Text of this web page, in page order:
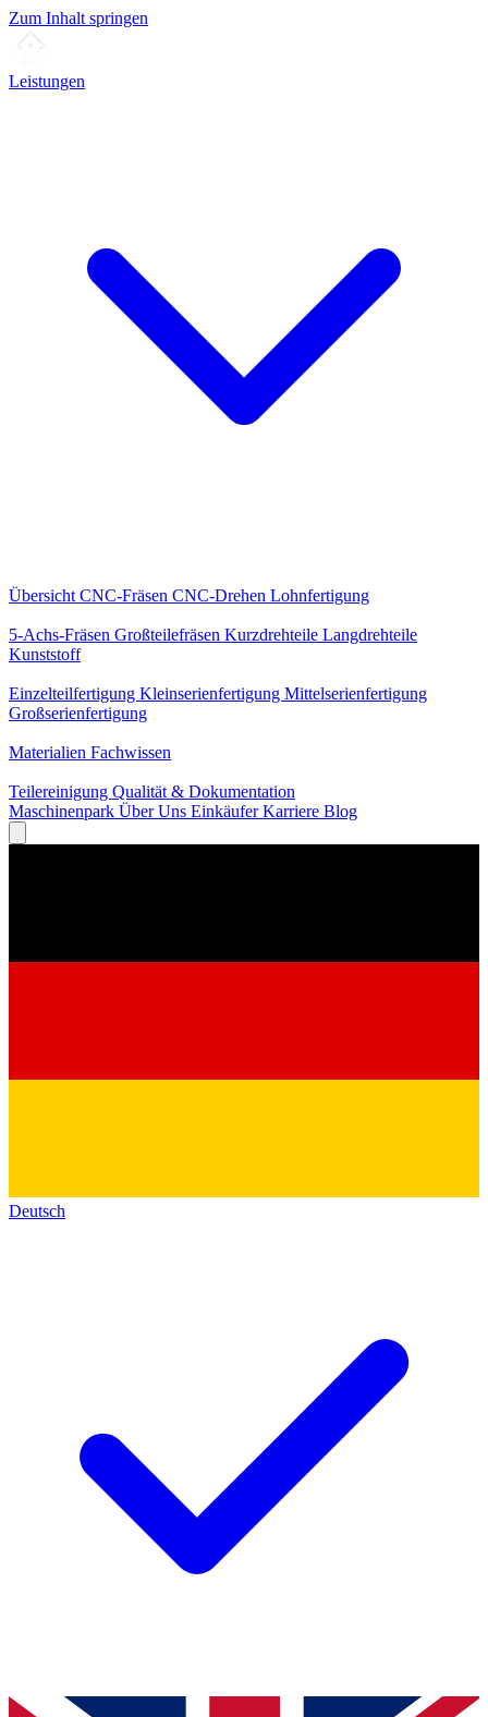
Zum Inhalt springen
Leistungen
Übersicht CNC-Fräsen CNC-Drehen Lohnfertigung
5-Achs-Fräsen Großteilefräsen Kurzdrehteile Langdrehteile
Kunststoff
Einzelteilfertigung Kleinserienfertigung Mittelserienfertigung
Großserienfertigung
Materialien Fachwissen
Teilereinigung Qualität & Dokumentation
Maschinenpark Über Uns EinkäuferKarriere Blog
Deutsch